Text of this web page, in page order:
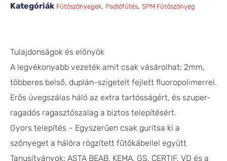
Kategóriák Fűtőszőnyegek, Padlófűtés, SPM Fűtőszőnyeg
Tulajdonságok és előnyök
A legvékonyabb vezeték amit csak vásárolhat: 2mm,
többeres belső, duplán-szigetelt fejlett fluoropolimerrel.
Erős üvegszálas háló az extra tartósságért, és szuper-
ragadós ragasztószalag a biztos telepítésért.
Gyors telepítés – Egyszerűen csak gurítsa ki a
szőnyeget a hálóra rögzített fűtőkábellel együtt
Tanusítványok: ASTA BEAB, KEMA, GS, CERTIF, VD és a